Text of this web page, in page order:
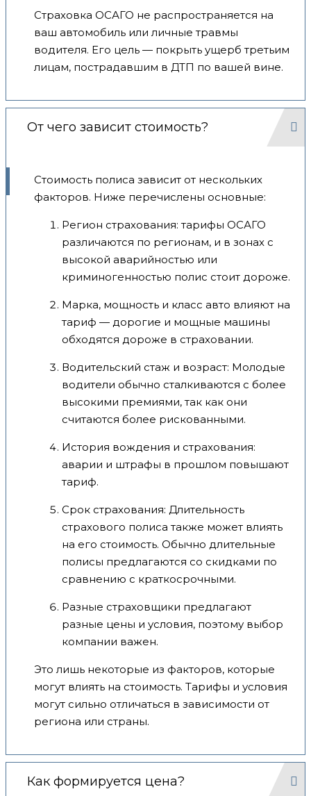
Страховка ОСАГО не распространяется на
ваш автомобиль или личные травмы
водителя. Его цель — покрыть ущерб третьим
лицам, пострадавшим в ДТП по вашей вине.
От чего зависит стоимость?
Стоимость полиса зависит от нескольких
факторов. Ниже перечислены основные:
Регион страхования: тарифы ОСАГО
различаются по регионам, и в зонах с
высокой аварийностью или
криминогенностью полис стоит дороже.
Марка, мощность и класс авто влияют на
тариф — дорогие и мощные машины
обходятся дороже в страховании.
Водительский стаж и возраст: Молодые
водители обычно сталкиваются с более
высокими премиями, так как они
считаются более рискованными.
История вождения и страхования:
аварии и штрафы в прошлом повышают
тариф.
Срок страхования: Длительность
страхового полиса также может влиять
на его стоимость. Обычно длительные
полисы предлагаются со скидками по
сравнению с краткосрочными.
Разные страховщики предлагают
разные цены и условия, поэтому выбор
компании важен.
Это лишь некоторые из факторов, которые
могут влиять на стоимость. Тарифы и условия
могут сильно отличаться в зависимости от
региона или страны.
Как формируется цена?